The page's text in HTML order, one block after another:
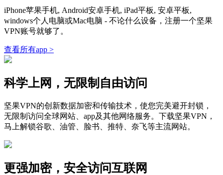
iPhone苹果手机, Android安卓手机, iPad平板, 安卓平板,
windows个人电脑或Mac电脑 - 不论什么设备，注册一个坚果
VPN账号就够了。
查看所有app >
科学上网，无限制自由访问
坚果VPN的创新数据加密和传输技术，使您完美避开封锁，
无限制访问全球网站、app及其他网络服务。下载坚果VPN，
马上解锁谷歌、油管、脸书、推特、奈飞等主流网站。
更强加密，安全访问互联网